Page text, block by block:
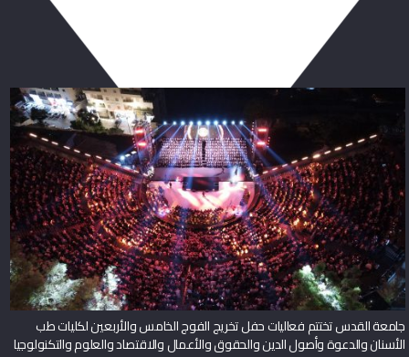
جامعة القدس تختتم فعاليات حفل تخريج الفوج الخامس والأربعين لكليات طب
الأسنان والدعوة وأصول الدين والحقوق والأعمال والاقتصاد والعلوم والتكنولوجيا